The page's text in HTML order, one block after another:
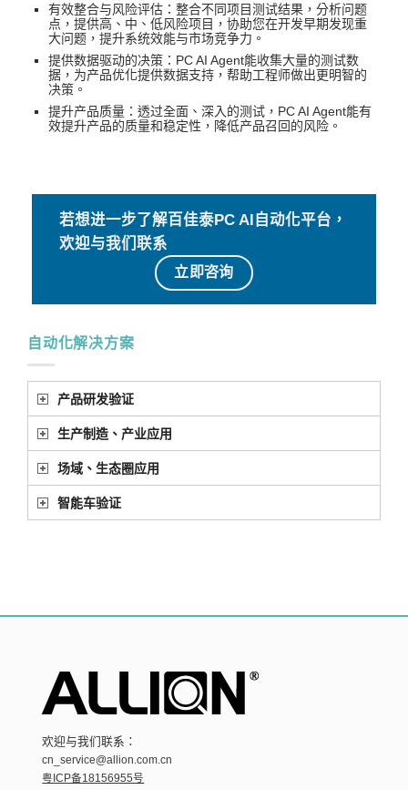
有效整合与风险评估：整合不同项目测试结果，分析问题
点，提供高、中、低风险项目，协助您在开发早期发现重
大问题，提升系统效能与市场竞争力。
提供数据驱动的决策：PC AI Agent能收集大量的测试数
据，为产品优化提供数据支持，帮助工程师做出更明智的
决策。
提升产品质量：透过全面、深入的测试，PC AI Agent能有
效提升产品的质量和稳定性，降低产品召回的风险。
若想进一步了解百佳泰PC AI自动化平台，
欢迎与我们联系
立即咨询
自动化解决方案
产品研发验证
生产制造、产业应用
场域、生态圈应用
智能车验证
欢迎与我们联系：
cn_service@allion.com.cn
粤ICP备18156955号